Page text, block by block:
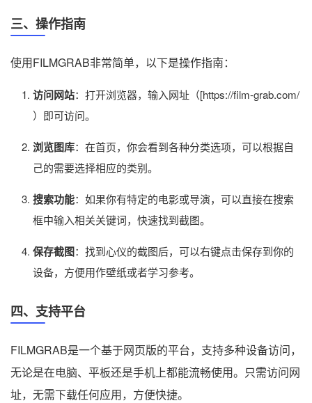
三、操作指南
使用FILMGRAB非常简单，以下是操作指南：
访问网站：打开浏览器，输入网址（[https://film-grab.com/
）即可访问。
浏览图库：在首页，你会看到各种分类选项，可以根据自
己的需要选择相应的类别。
搜索功能：如果你有特定的电影或导演，可以直接在搜索
框中输入相关关键词，快速找到截图。
保存截图：找到心仪的截图后，可以右键点击保存到你的
设备，方便用作壁纸或者学习参考。
四、支持平台
FILMGRAB是一个基于网页版的平台，支持多种设备访问，
无论是在电脑、平板还是手机上都能流畅使用。只需访问网
址，无需下载任何应用，方便快捷。